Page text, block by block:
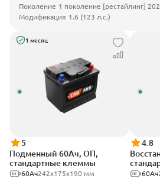
Поколение 1 поколение [рестайлинг]
Модификация 1.6 (123 л.с.)
1 месяц
5
Подменный 60Ач, ОП,
стандартные клеммы
242х175х190 мм
60Ач
4.8
60Ач